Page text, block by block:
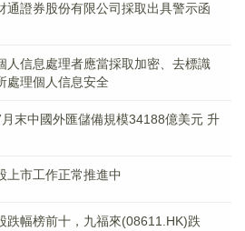
通證券股份有限公司採取出具警示函
人信息處理者應當採取加密、去標識
處理個人信息安全
末中國外匯儲備規模34188億美元 升
上市工作正常推進中
跌幅榜前十，九福來(08611.HK)跌